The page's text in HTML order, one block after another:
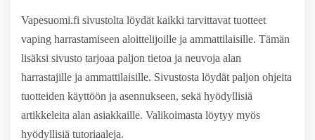
Vapesuomi.fi sivustolta löydät kaikki tarvittavat tuotteet
vaping harrastamiseen aloittelijoille ja ammattilaisille. Tämän
lisäksi sivusto tarjoaa paljon tietoa ja neuvoja alan
harrastajille ja ammattilaisille. Sivustosta löydät paljon ohjeita
tuotteiden käyttöön ja asennukseen, sekä hyödyllisiä
artikkeleita alan asiakkaille. Valikoimasta löytyy myös
hyödyllisiä tutoriaaleja.